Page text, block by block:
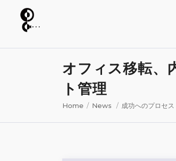
オフィス移転、
ト管理
Home / News / 成功へのプロセ